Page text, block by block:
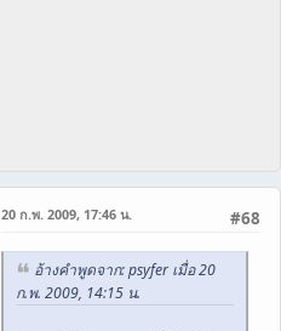
#68
20 ก.พ. 2009, 17:46 น.
อ้างคำพูดจาก: psyfer เมื่อ 20
ก.พ. 2009, 14:15 น.